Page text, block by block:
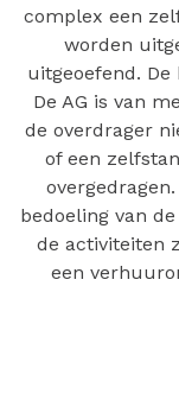
complex een
worden
uitgeoefend.
De AG is van
de overdrager
of een
bedoeling van
de activiteiten
een